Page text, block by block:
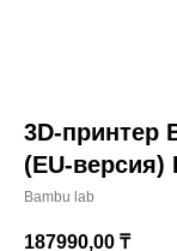
3D-принтер
(EU-версия)
Bambu lab
187990,00 ₸